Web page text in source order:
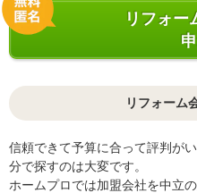
リフォー
リフォーム
信頼できて予算に合って評判が
分で探すのは大変です。
ホームプロでは加盟会社を中立